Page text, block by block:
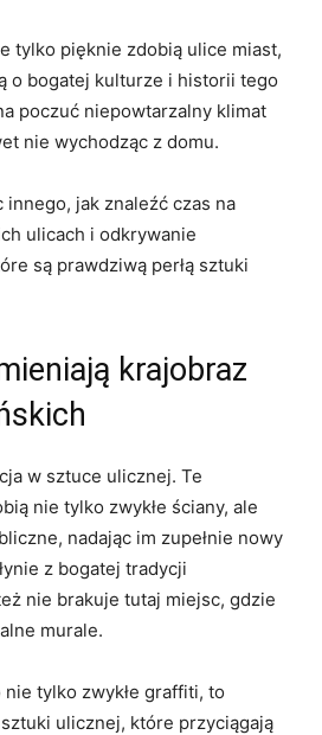
tylko pięknie zdobią ulice miast,
o bogatej kulturze i historii tego
poczuć niepowtarzalny klimat
nie wychodząc z domu.
jak znaleźć czas na
ulicach i odkrywanie
są prawdziwą perłą sztuki
krajobraz
w sztuce ulicznej. Te
nie tylko zwykłe ściany, ale
nadając im zupełnie nowy
z bogatej tradycji
nie brakuje tutaj miejsc, gdzie
murale.
tylko zwykłe graffiti, to
ulicznej, które przyciągają